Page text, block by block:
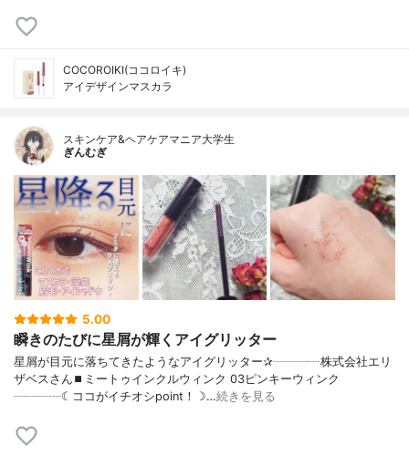
COCOROIKI(ココロイキ)
アイデザインマスカラ
スキンケア&ヘアケアマニア大学生
ぎんむぎ
5.00
瞬きのたびに星屑が輝くアイグリッター
星屑が目元に落ちてきたようなアイグリッター✰┈┈┈┈株式会社エリ
ザベスさん⏹ミートゥインクルウィンク 03ピンキーウィンク
┈┈┈┈☾ココがイチオシpoint！☽…続きを見る